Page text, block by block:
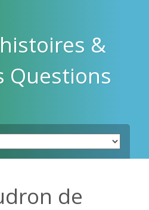
&
Questions
de